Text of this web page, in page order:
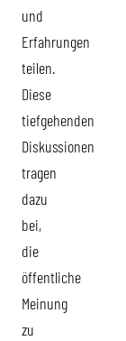
und
Erfahrungen
teilen.
Diese
tiefgehenden
Diskussionen
tragen
dazu
bei,
die
öffentliche
Meinung
zu